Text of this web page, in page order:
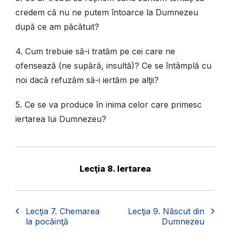
credem că nu ne putem întoarce la Dumnezeu
după ce am păcătuit?
4. Cum trebuie să-i tratăm pe cei care ne
ofensează (ne supără, insultă)? Ce se întâmplă cu
noi dacă refuzăm să-i iertăm pe alţii?
5. Ce se va produce în inima celor care primesc
iertarea lui Dumnezeu?
Lecţia 8. Iertarea
Lecţia 7. Chemarea
la pocăinţă
Lecţia 9. Născut din
Dumnezeu